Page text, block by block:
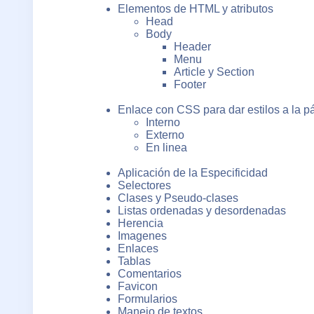
Elementos de HTML y atributos
Head
Body
Header
Menu
Article y Section
Footer
Enlace con CSS para dar estilos a la
Interno
Externo
En linea
Aplicación de la Especificidad
Selectores
Clases y Pseudo-clases
Listas ordenadas y desordenadas
Herencia
Imagenes
Enlaces
Tablas
Comentarios
Favicon
Formularios
Manejo de textos